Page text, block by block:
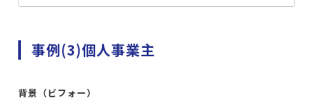
事例(3)個人事業主
背景（ビフォー）